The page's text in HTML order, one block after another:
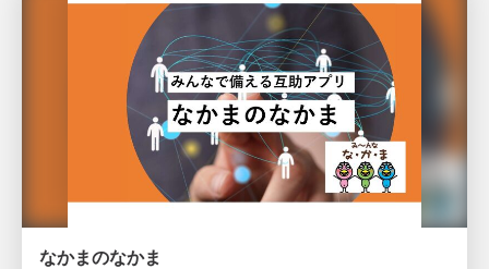
なかまのなかま